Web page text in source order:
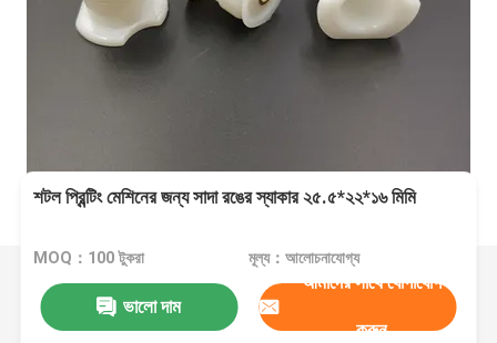
শটল প্রিন্টিং মেশিনের জন্য সাদা রঙের স্যাকার ২৫.৫*২২*১৬ মিমি
MOQ：100 টুকরা মূল্য：আলোচনাযোগ্য
ভালো দাম
আমাদের সাথে যোগাযোগ
করুন